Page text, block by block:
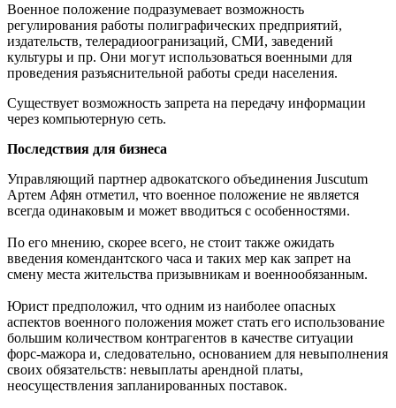
Военное положение подразумевает возможность
регулирования работы полиграфических предприятий,
издательств, телерадиоогранизаций, СМИ, заведений
культуры и пр. Они могут использоваться военными для
проведения разъяснительной работы среди населения.
Существует возможность запрета на передачу информации
через компьютерную сеть.
Последствия для бизнеса
Управляющий партнер адвокатского объединения Juscutum
Артем Афян отметил, что военное положение не является
всегда одинаковым и может вводиться с особенностями.
По его мнению, скорее всего, не стоит также ожидать
введения комендантского часа и таких мер как запрет на
смену места жительства призывникам и военнообязанным.
Юрист предположил, что одним из наиболее опасных
аспектов военного положения может стать его использование
большим количеством контрагентов в качестве ситуации
форс-мажора и, следовательно, основанием для невыполнения
своих обязательств: невыплаты арендной платы,
неосуществления запланированных поставок.